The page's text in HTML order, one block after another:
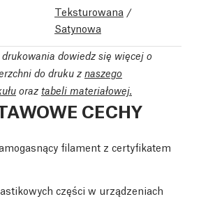
Teksturowana /
Satynowa
dowiedz się więcej o
do druku z naszego
oraz tabeli materiałowej.
CECHY
filament z certyfikatem
części w urządzeniach